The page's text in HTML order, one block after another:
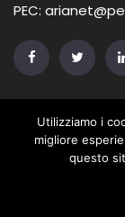
PEC:
NEWSUtilizziamo i
migliore
questo